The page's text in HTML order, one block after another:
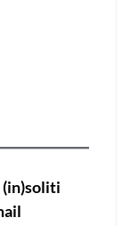
(in)soliti